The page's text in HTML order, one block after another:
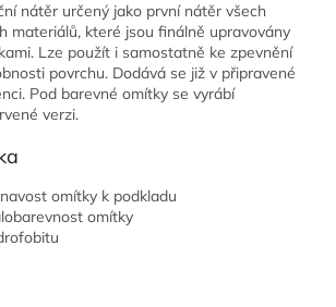
nátěr určený jako první nátěr všech
materiálů, které jsou finálně upravovány
Lze použít i samostatně ke zpevnění
povrchu. Dodává se již v připravené
Pod barevné omítky se vyrábí
verzi.
omítky k podkladu
omítky